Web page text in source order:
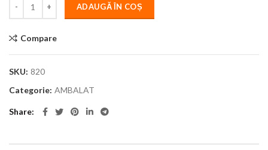
ADAUGĂ ÎN COȘ
Compare
SKU: 820
Categorie: AMBALAT
Share